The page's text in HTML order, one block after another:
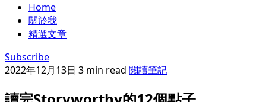
Home
關於我
精選文章
Subscribe
2022年12月13日 3 min read 閱讀筆記